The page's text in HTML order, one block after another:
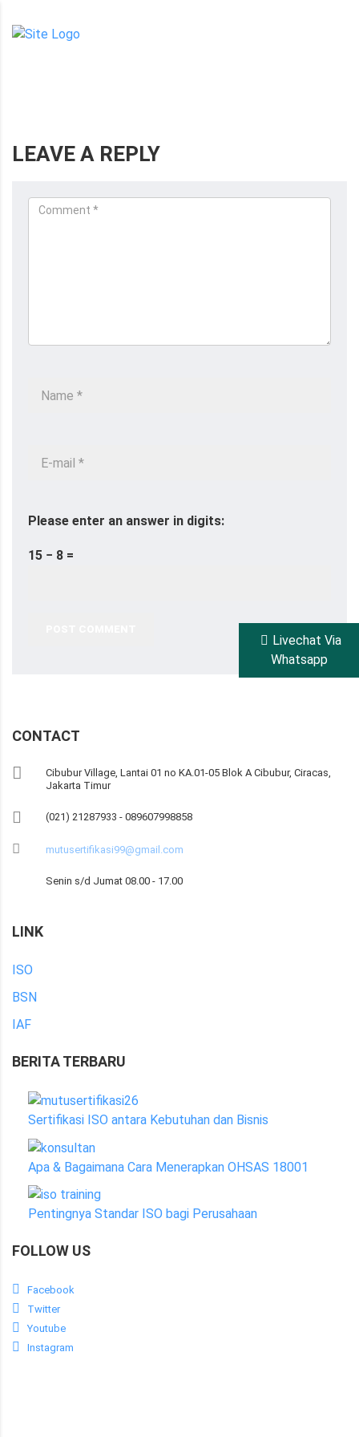
LEAVE A REPLY
Please enter an answer in digits:
15 − 8 =
CONTACT
Cibubur Village, Lantai 01 no KA.01-05 Blok A Cibubur, Ciracas,
Jakarta Timur
(021) 21287933 - 089607998858
mutusertifikasi99@gmail.com
Senin s/d Jumat 08.00 - 17.00
LINK
ISO
BSN
IAF
BERITA TERBARU
Sertifikasi ISO antara Kebutuhan dan Bisnis
Apa & Bagaimana Cara Menerapkan OHSAS 18001
Pentingnya Standar ISO bagi Perusahaan
FOLLOW US
Facebook
Twitter
Youtube
Instagram
Livechat Via
Whatsapp